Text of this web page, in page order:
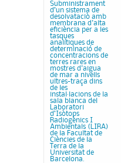
Subministrament
d’un sistema de
desolvataciò amb
membrana d'alta
eficiència per a les
tasques
analítiques de
determinació de
concentracions de
terres rares en
mostres d'aigua
de mar a nivells
ultres-traça dins
de les
instal·lacions de la
sala blanca del
Laboratori
d’Isòtops
Radiogènics I
Ambientals (LIRA)
de la Facultat de
Ciències de la
Terra de la
Universitat de
Barcelona.